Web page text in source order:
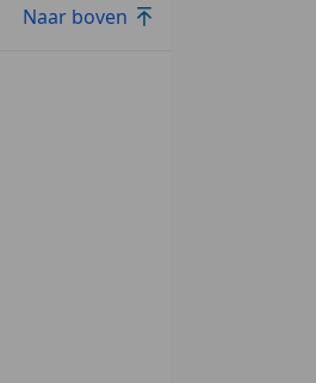
Naar boven